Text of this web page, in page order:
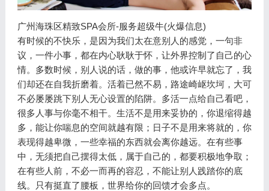
广州海珠区精致SPA会所-服务超级牛(火爆信息)
有时候的不快乐，是因为我们太在意别人的感觉，一句非
议，一件小事，都在内心耿耿于怀，让外界控制了自己的心
情。多数时候，别人说的话，做的事，他或许早就忘了，我
们却还在自我折磨着。活着已然不易，路途崎岖坎坷，大可
不必屡屡跳下别人无心设置的陷阱。多活一点给自己看吧，
很多人事与你毫不相干。生活不是用来妥协的，你退缩得越
多，能让你喘息的空间就越有限；日子不是用来将就的，你
表现得越卑微，一些幸福的东西就会离你越远。在有些事
中，无须把自己摆得太低，属于自己的，都要积极地争取；
在有些人前，不必一而再的容忍，不能让别人践踏你的底
线。只有挺直了腰板，世界给你的回馈才会多点。